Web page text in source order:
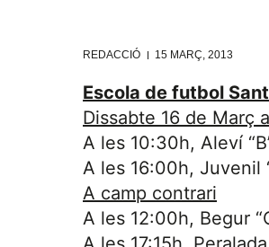
REDACCIÓ 15 MARÇ, 2013
Escola de futbol
Dissabte 16 de Març
A les 10:30h, Aleví
A les 16:00h, Juvenil
A camp contrari
A les 12:00h, Begur